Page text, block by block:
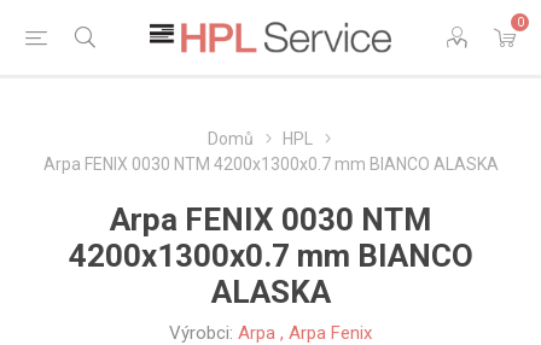
0
Domů
HPL
Arpa FENIX 0030 NTM 4200x1300x0.7 mm BIANCO ALASKA
Arpa FENIX 0030 NTM
4200x1300x0.7 mm BIANCO
ALASKA
Výrobci: Arpa , Arpa Fenix